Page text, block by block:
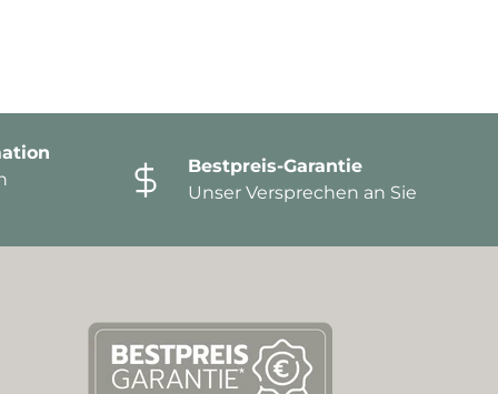
Bestpreis-Garantie
Unser Versprechen an Sie